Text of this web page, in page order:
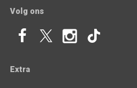
Volg ons
Extra